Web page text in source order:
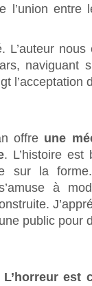
l’union entre
L’auteur
naviguant
l’acceptation
offre une
. L’histoire
sur la
à
public pour
L’horreur est